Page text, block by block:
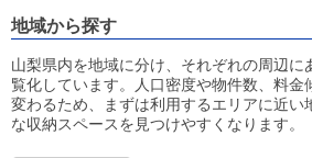
地域から探す
山梨県内を地域に分け、それぞれの周辺に
覧化しています。人口密度や物件数、料金
変わるため、まずは利用するエリアに近い
な収納スペースを見つけやすくなります。